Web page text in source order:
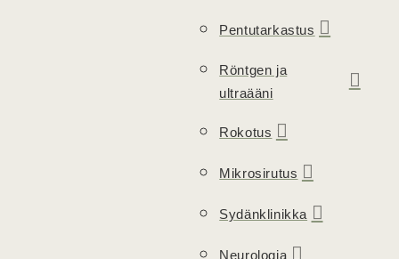
Pentutarkastus
Röntgen ja
ultraääni
Rokotus
Mikrosirutus
Sydänklinikka
Neurologia